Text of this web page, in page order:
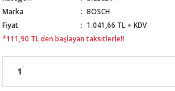
Marka
BOSCH
Fiyat
1.041,66 TL + KDV
*111,90 TL den başlayan taksitlerle!!